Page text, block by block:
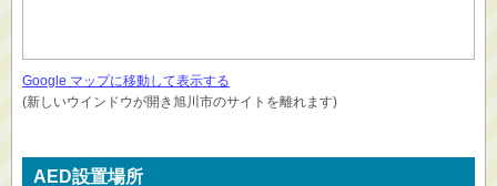
Google マップに移動して表示する
(新しいウインドウが開き旭川市のサイトを離れます)
AED設置場所